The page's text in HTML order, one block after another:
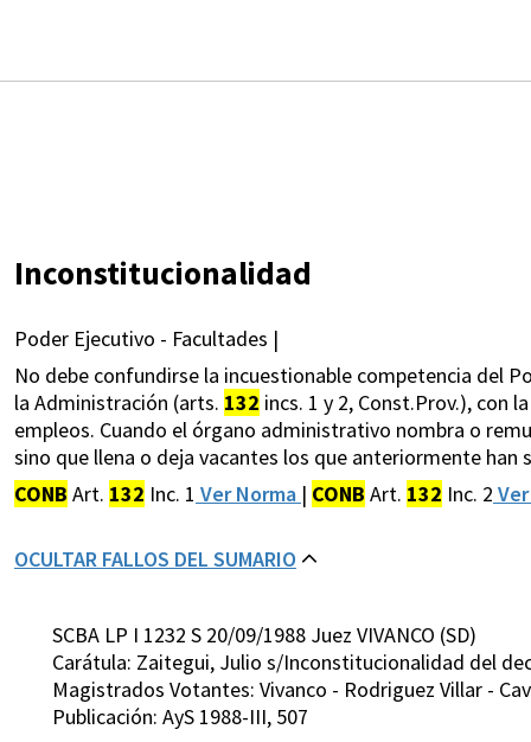
Inconstitucionalidad
Poder Ejecutivo - Facultades |
No debe confundirse la incuestionable competencia del
la Administración (arts. 132 incs. 1 y 2, Const.Prov.), con
empleos. Cuando el órgano administrativo nombra o
sino que llena o deja vacantes los que anteriormente
CONB Art. 132 Inc. 1 Ver Norma | CONB Art. 132 Inc. 2
OCULTAR FALLOS DEL SUMARIO
SCBA LP I 1232 S 20/09/1988 Juez VIVANCO (SD)
Carátula: Zaitegui, Julio s/Inconstitucionalidad del
Magistrados Votantes: Vivanco - Rodriguez Villar -
Publicación: AyS 1988-III, 507